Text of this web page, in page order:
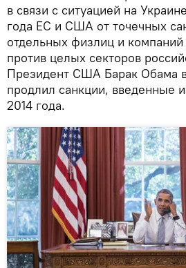
в связи с ситуацией на
года ЕС и США от точечных
отдельных физлиц и
против целых секторов
Президент США Барак Обама
продлил санкции, введенные
2014 года.